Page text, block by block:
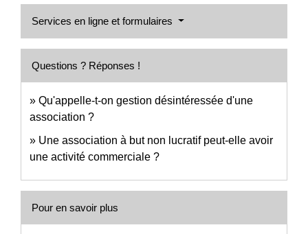
Services en ligne et formulaires
Questions ? Réponses !
Qu'appelle-t-on gestion désintéressée d'une
association ?
Une association à but non lucratif peut-elle avoir
une activité commerciale ?
Pour en savoir plus